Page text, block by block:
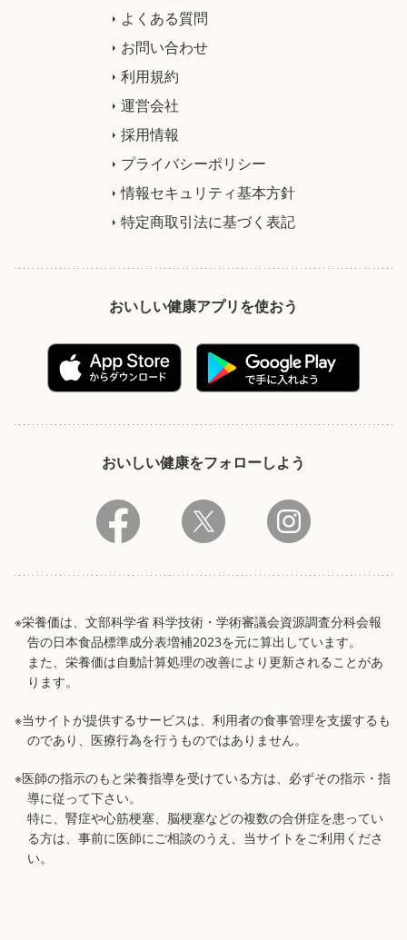
よくある質問
お問い合わせ
利用規約
運営会社
採用情報
プライバシーポリシー
情報セキュリティ基本方針
特定商取引法に基づく表記
おいしい健康アプリを使おう
おいしい健康をフォローしよう
※栄養価は、文部科学省 科学技術・学術審議会資源調査分科会報
告の日本食品標準成分表増補2023を元に算出しています。
また、栄養価は自動計算処理の改善により更新されることがあ
ります。
※当サイトが提供するサービスは、利用者の食事管理を支援するも
のであり、医療行為を行うものではありません。
※医師の指示のもと栄養指導を受けている方は、必ずその指示・指
導に従って下さい。
特に、腎症や心筋梗塞、脳梗塞などの複数の合併症を患ってい
る方は、事前に医師にご相談のうえ、当サイトをご利用くださ
い。